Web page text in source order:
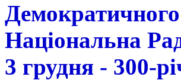
Національна
3 грудня - 300-